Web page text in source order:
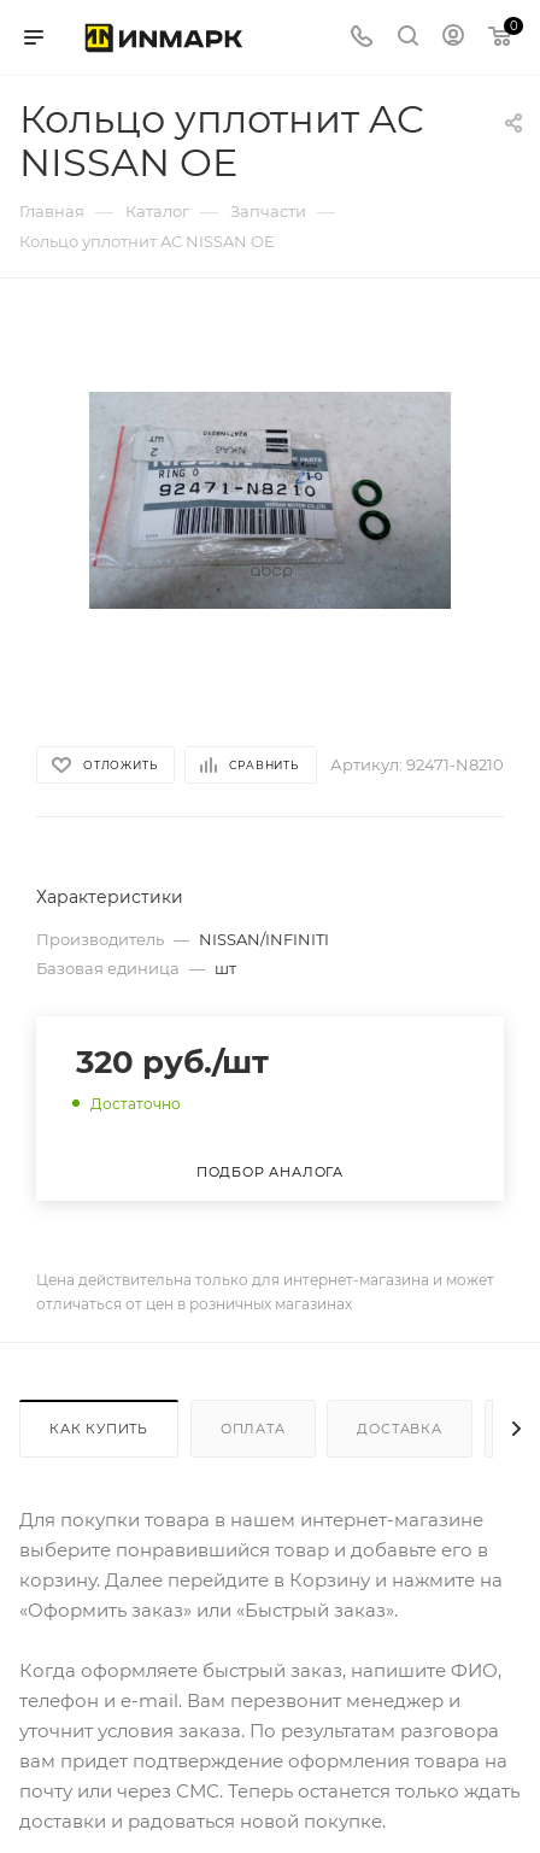
0
Кольцо уплотнит AC
NISSAN OE
Главная — Каталог — Запчасти —
Кольцо уплотнит AC NISSAN OE
ОТЛОЖИТЬ СРАВНИТЬ Артикул: 92471-N8210
Характеристики
Производитель — NISSAN/INFINITI
Базовая единица — шт
320 руб./шт
Достаточно
ПОДБОР АНАЛОГА
Цена действительна только для интернет-магазина и может
отличаться от цен в розничных магазинах
КАК КУПИТЬ ОПЛАТА ДОСТАВКА
Для покупки товара в нашем интернет-магазине
выберите понравившийся товар и добавьте его в
корзину. Далее перейдите в Корзину и нажмите на
«Оформить заказ» или «Быстрый заказ».
Когда оформляете быстрый заказ, напишите ФИО,
телефон и e-mail. Вам перезвонит менеджер и
уточнит условия заказа. По результатам разговора
вам придет подтверждение оформления товара на
почту или через СМС. Теперь останется только ждать
доставки и радоваться новой покупке.